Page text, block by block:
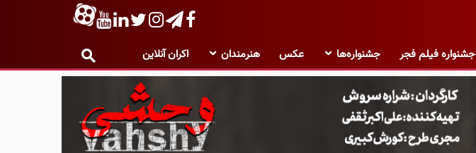
جشنواره فیلم فجر جشنواره‌ها عکس هنرمندان اکران آنلاین